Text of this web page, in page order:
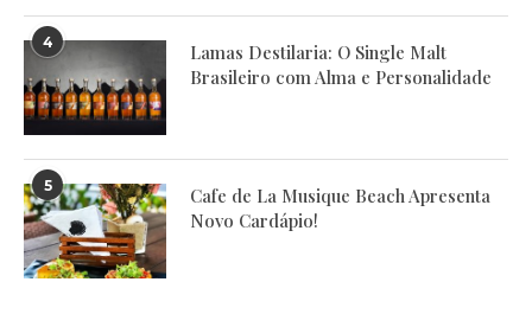
4
Lamas Destilaria: O Single Malt
Brasileiro com Alma e Personalidade
5
Cafe de La Musique Beach Apresenta
Novo Cardápio!